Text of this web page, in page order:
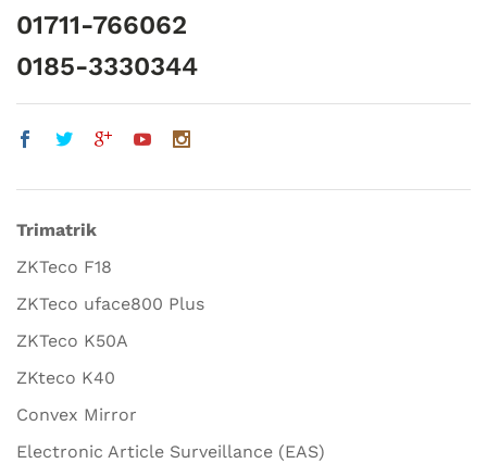
01711-766062
0185-3330344
Trimatrik
ZKTeco F18
ZKTeco uface800 Plus
ZKTeco K50A
ZKteco K40
Convex Mirror
Electronic Article Surveillance (EAS)